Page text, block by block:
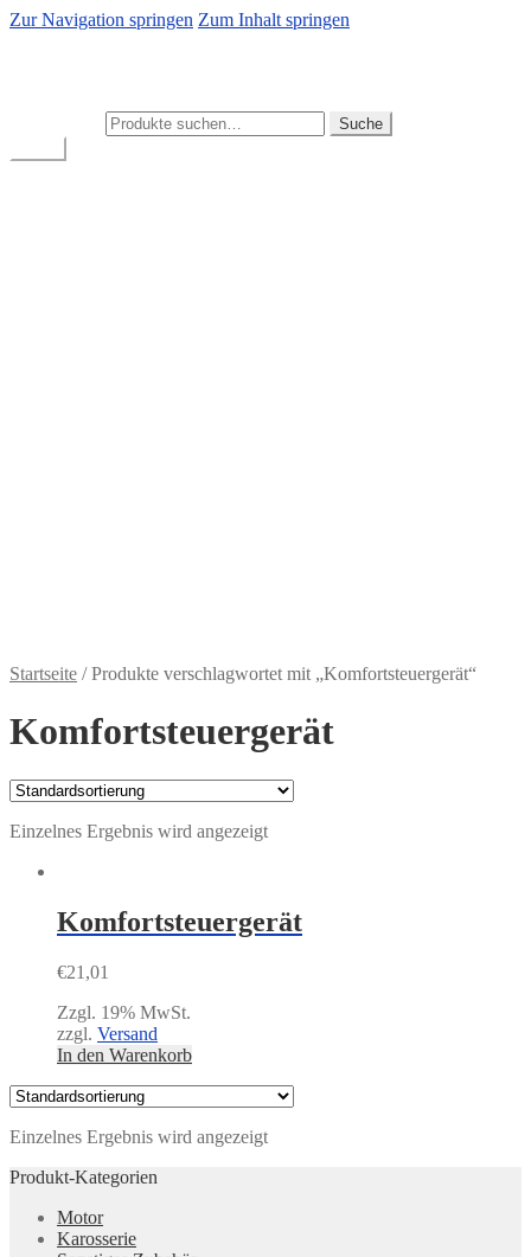
Zur Navigation springen Zum Inhalt springen
Suche
Startseite /Produkte verschlagwortet mit „Komfortsteuergerät“
Komfortsteuergerät
Einzelnes Ergebnis wird angezeigt
Komfortsteuergerät
€21,01
Zzgl. 19% MwSt.
zzgl. Versand
In den Warenkorb
Einzelnes Ergebnis wird angezeigt
Produkt-Kategorien
Motor
Karosserie